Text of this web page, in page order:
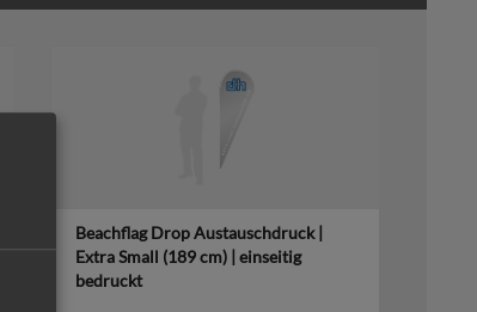
Beachflag Drop Austauschdruck |
Extra Small (189 cm) | einseitig
bedruckt